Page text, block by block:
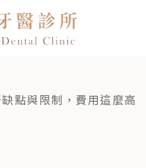
點與限制，費用這麼高